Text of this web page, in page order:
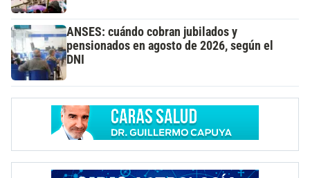
ANSES: cuándo cobran jubilados y
pensionados en agosto de 2026, según el
DNI